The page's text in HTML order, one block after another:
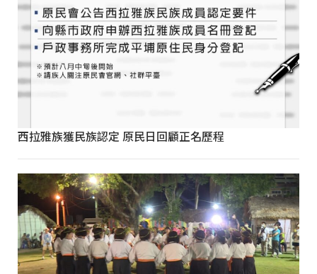
西拉雅族獲民族認定 原民日回顧正名歷程